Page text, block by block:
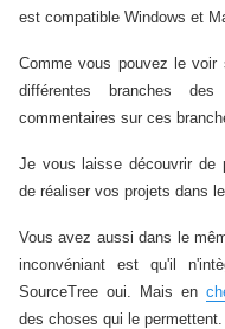
est compatible Windows et
Comme vous pouvez le
différentes branches
commentaires sur ces
Je vous laisse découvrir de
de réaliser vos projets dans
Vous avez aussi dans le
inconvéniant est qu'il
SourceTree oui. Mais en
des choses qui le permettent.